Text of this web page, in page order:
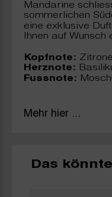
Mandarine
sommerlichen
eine exklusive
Ihnen auf
Kopfnote:
Herznote:
Fussnote:
Mehr hier ...
Das